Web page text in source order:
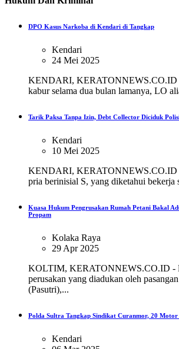
DPO Kasus Narkoba di Kendari di Tangkap
Kendari
24 Mei 2025
KENDARI, KERATONNEWS.CO.ID -
kabur selama dua bulan lamanya, LO
Tarik Paksa Tanpa Izin, Debt Collector Diciduk
Kendari
10 Mei 2025
KENDARI, KERATONNEWS.CO.ID
pria berinisial S, yang diketahui bekerja
Kuasa Hukum Pengrusakan Rumah Petani Bakal
Propam
Kolaka Raya
29 Apr 2025
KOLTIM, KERATONNEWS.CO.ID -
perusakan yang diadukan oleh
(Pasutri),...
Polda Sultra Tangkap Sindikat Curanmor, 20
Kendari